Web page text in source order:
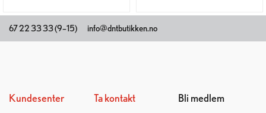
67 22 33 33 (9–15) info@dntbutikken.no
Kundesenter
Ta kontakt Bli medlem